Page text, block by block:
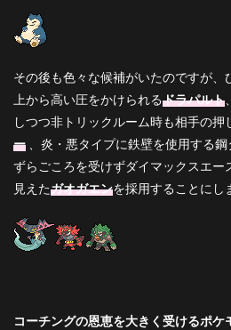
その後も色々な候補がいたのですが、
上から高い圧をかけられるドラパルト
しつつ非トリックルーム時も相手の押
ー 、炎・悪タイプに鉄壁を使用する
ずらごころを受けずダイマックスエー
見えたガオガエンを採用することにし
コーチングの恩恵を大きく受けるポ